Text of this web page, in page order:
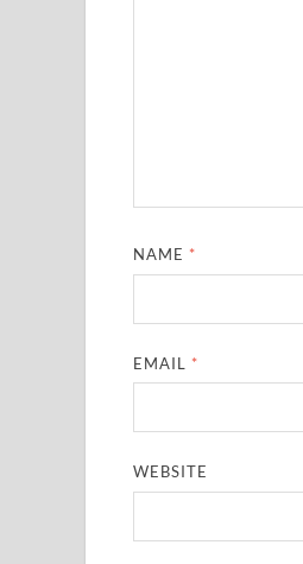
NAME *
EMAIL *
WEBSITE